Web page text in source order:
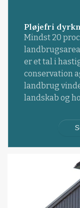
Pløjefri
Mindst 20
er et tal i
conservation
landbrug
landskab og